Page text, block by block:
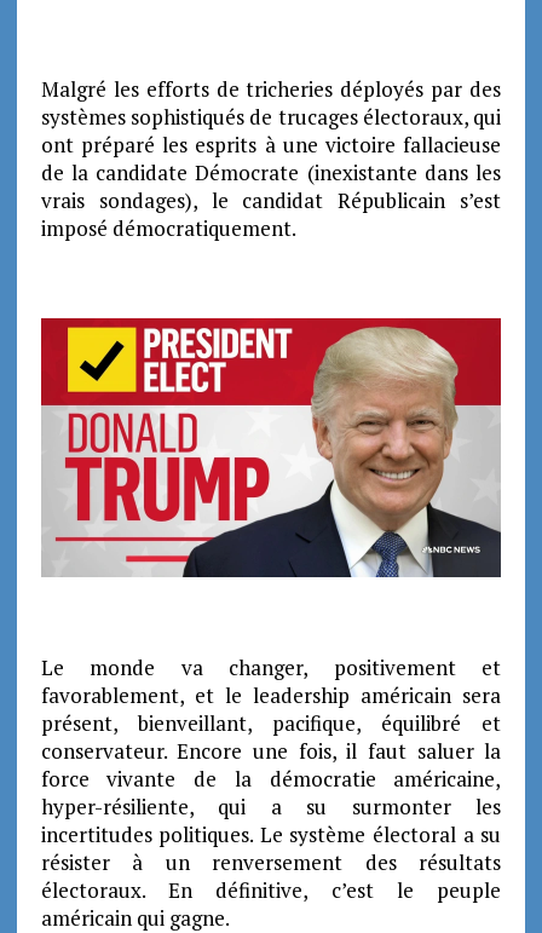
Malgré les efforts de tricheries déployés par des
systèmes sophistiqués de trucages électoraux, qui
ont préparé les esprits à une victoire fallacieuse
de la candidate Démocrate (inexistante dans les
vrais sondages), le candidat Républicain s’est
imposé démocratiquement.
Le monde va changer, positivement et
favorablement, et le leadership américain sera
présent, bienveillant, pacifique, équilibré et
conservateur. Encore une fois, il faut saluer la
force vivante de la démocratie américaine,
hyper-résiliente, qui a su surmonter les
incertitudes politiques. Le système électoral a su
résister à un renversement des résultats
électoraux. En définitive, c’est le peuple
américain qui gagne.